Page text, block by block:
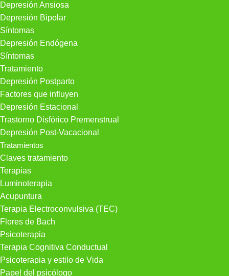
Depresión Ansiosa
Depresión Bipolar
Síntomas
Depresión Endógena
Síntomas
Tratamiento
Depresión Postparto
Factores que influyen
Depresión Estacional
Trastorno Disfórico Premenstrual
Depresión Post-Vacacional
Tratamientos
Claves tratamiento
Terapias
Luminoterapia
Acupuntura
Terapia Electroconvulsiva (TEC)
Flores de Bach
Psicoterapia
Terapia Cognitiva Conductual
Psicoterapia y estilo de Vida
Papel del psicólogo